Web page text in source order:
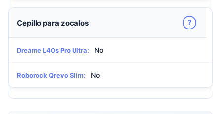
Cepillo para zocalos ?
Dreame L40s Pro Ultra: No
Roborock Qrevo Slim: No